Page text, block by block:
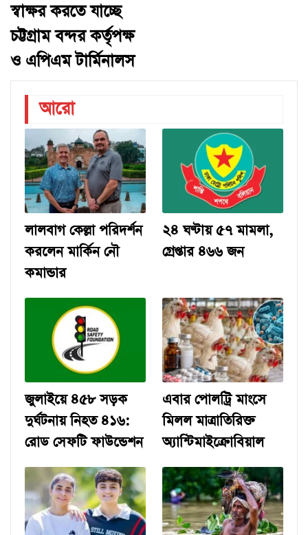
স্বাক্ষর করতে যাচ্ছে
চট্টগ্রাম বন্দর কর্তৃপক্ষ
ও এপিএম টার্মিনালস
আরো
লালবাগ কেল্লা পরিদর্শন
করলেন মার্কিন নৌ
কমান্ডার
২৪ ঘণ্টায় ৫৭ মামলা,
গ্রেপ্তার ৪৬৬ জন
জুলাইয়ে ৪৫৮ সড়ক
দুর্ঘটনায় নিহত ৪১৬:
রোড সেফটি ফাউন্ডেশন
এবার পোলট্রি মাংসে
মিলল মাত্রাতিরিক্ত
অ্যান্টিমাইক্রোবিয়াল